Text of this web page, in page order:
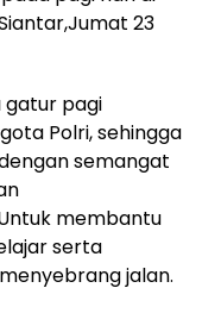
23
gatur pagi
Polri, sehingga
semangat
membantu
serta
jalan.